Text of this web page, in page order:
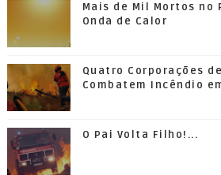
Mais de Mil Mortos no
Onda de Calor
Quatro Corporações
Combatem Incêndio
O Pai Volta Filho!...